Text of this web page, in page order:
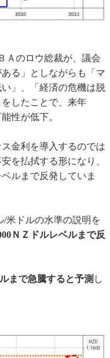
Ａのロウ総裁が、議会
る」としながらも「マ
」、「経済の危機は脱
をしたことで、来年
性が低下。
金利を導入するのでは
を払拭する形になり、
ルまで反発していま
米ドルの水準の説明を
ＮＺドルレベルまで反
まで急騰すると予測 し